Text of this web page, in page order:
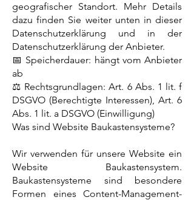
geografischer Standort. Mehr Details
dazu finden Sie weiter unten in dieser
Datenschutzerklärung und in der
Datenschutzerklärung der Anbieter.
📅 Speicherdauer: hängt vom Anbieter
ab
⚖ Rechtsgrundlagen: Art. 6 Abs. 1 lit. f
DSGVO (Berechtigte Interessen), Art. 6
Abs. 1 lit. a DSGVO (Einwilligung)
Was sind Website Baukastensysteme?
Wir verwenden für unsere Website ein
Website Baukastensystem.
Baukastensysteme sind besondere
Formen eines Content-Management-